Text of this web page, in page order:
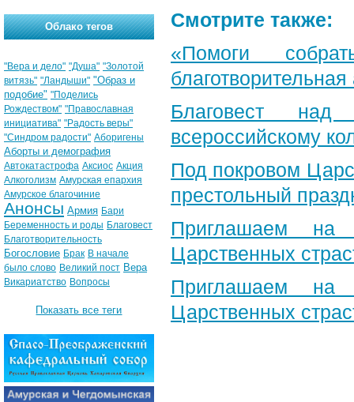
Смотрите также:
«Помоги
Благовест
всероссийскому
Под покровом
престольный
Приглашаем на
Царственных
Приглашаем на
Царственных
Облако тегов
"Вера и дело" "Душа" "Золотой
витязь" "Ландыши" "Образ и
подобие" "Поделись
Рождеством" "Православная
инициатива" "Радость веры"
"Синдром радости" Аборигены
Аборты и демография
Автокатастрофа Аксиос Акция
Алкоголизм Амурская епархия
Амурское благочиние
Анонсы Армия Бари
Беременность и роды Благовест
Благотворительность
Богословие Брак В начале
было слово Великий пост Вера
Викариатство Вопросы
Показать все теги